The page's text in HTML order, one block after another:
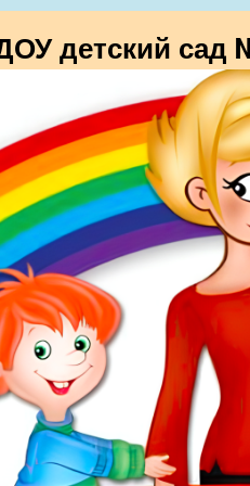
детский сад